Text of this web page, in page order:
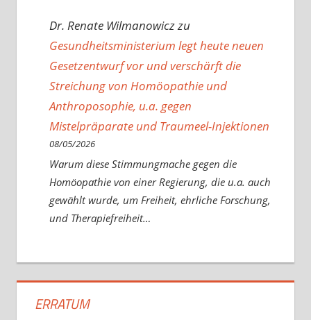
Dr. Renate Wilmanowiczzu
Gesundheitsministerium legt heute neuen
Gesetzentwurf vor und verschärft die
Streichung von Homöopathie und
Anthroposophie, u.a. gegen
Mistelpräparate und Traumeel-Injektionen
08/05/2026
Warum diese Stimmungmache gegen die
Homöopathie von einer Regierung, die u.a. auch
gewählt wurde, um Freiheit, ehrliche Forschung,
und Therapiefreiheit…
ERRATUM